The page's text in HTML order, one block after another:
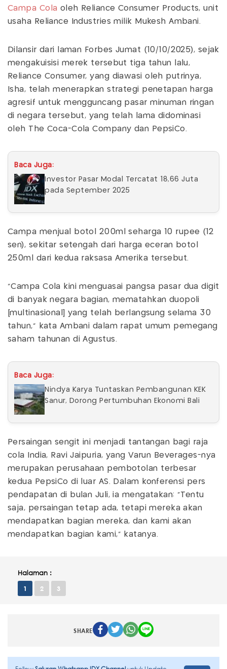
Campa Cola oleh Reliance Consumer Products, unit
usaha Reliance Industries milik Mukesh Ambani.
Dilansir dari laman Forbes Jumat (10/10/2025), sejak
mengakuisisi merek tersebut tiga tahun lalu,
Reliance Consumer, yang diawasi oleh putrinya,
Isha, telah menerapkan strategi penetapan harga
agresif untuk mengguncang pasar minuman ringan
di negara tersebut, yang telah lama didominasi
oleh The Coca-Cola Company dan PepsiCo.
Baca Juga:
Investor Pasar Modal Tercatat 18,66 Juta
pada September 2025
Campa menjual botol 200ml seharga 10 rupee (12
sen), sekitar setengah dari harga eceran botol
250ml dari kedua raksasa Amerika tersebut.
"Campa Cola kini menguasai pangsa pasar dua digit
di banyak negara bagian, mematahkan duopoli
[multinasional] yang telah berlangsung selama 30
tahun," kata Ambani dalam rapat umum pemegang
saham tahunan di Agustus.
Baca Juga:
Nindya Karya Tuntaskan Pembangunan KEK
Sanur, Dorong Pertumbuhan Ekonomi Bali
Persaingan sengit ini menjadi tantangan bagi raja
cola India, Ravi Jaipuria, yang Varun Beverages-nya
merupakan perusahaan pembotolan terbesar
kedua PepsiCo di luar AS. Dalam konferensi pers
pendapatan di bulan Juli, ia mengatakan: "Tentu
saja, persaingan tetap ada, tetapi mereka akan
mendapatkan bagian mereka, dan kami akan
mendapatkan bagian kami," katanya.
Halaman :
1 2 3
SHARE